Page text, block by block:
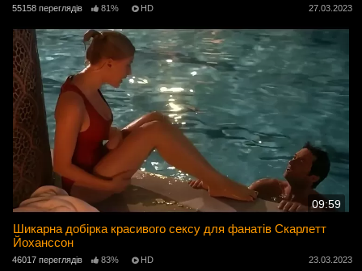
55158 переглядів 81% HD 27.03.2023
09:59
Шикарна добірка красивого сексу для фанатів Скарлетт
Йоханссон
46017 переглядів 83% HD 23.03.2023